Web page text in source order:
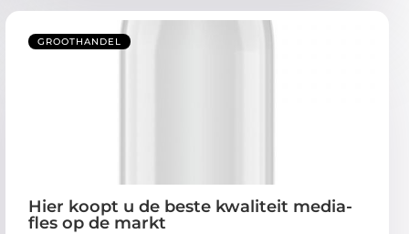
GROOTHANDEL
Hier koopt u de beste kwaliteit media-
fles op de markt